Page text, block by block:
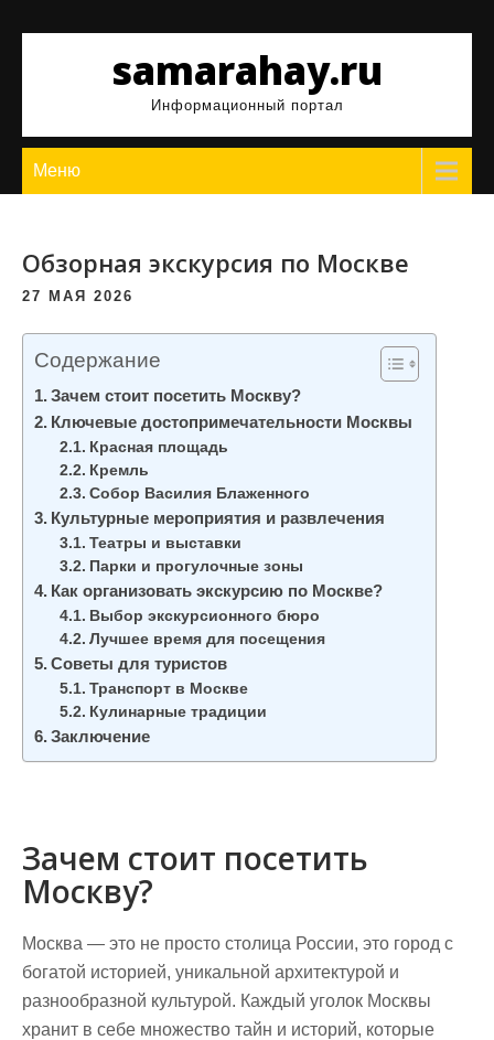
samarahay.ru
Информационный портал
Меню
Обзорная экскурсия по Москве
27 МАЯ 2026
Содержание
Зачем стоит посетить Москву?
Ключевые достопримечательности Москвы
Красная площадь
Кремль
Собор Василия Блаженного
Культурные мероприятия и развлечения
Театры и выставки
Парки и прогулочные зоны
Как организовать экскурсию по Москве?
Выбор экскурсионного бюро
Лучшее время для посещения
Советы для туристов
Транспорт в Москве
Кулинарные традиции
Заключение
Зачем стоит посетить
Москву?
Москва — это не просто столица России, это город с
богатой историей, уникальной архитектурой и
разнообразной культурой. Каждый уголок Москвы
хранит в себе множество тайн и историй, которые